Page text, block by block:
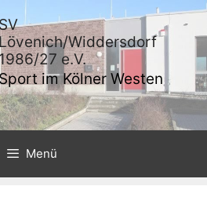
Widdersdorf
1986/27 e.V.
im Kölner Westen
Menü